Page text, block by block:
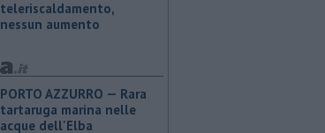
teleriscaldamento,
nessun aumento
PORTO AZZURRO — Rara
tartaruga marina nelle
acque dell'Elba